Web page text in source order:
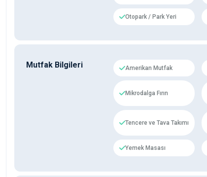
Otopark / Park Yeri
Mutfak Bilgileri Amerikan Mutfak
Mikrodalga Fırın
Tencere ve Tava Takımı
Yemek Masası